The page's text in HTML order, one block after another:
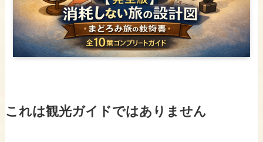
これは観光ガイドではありません